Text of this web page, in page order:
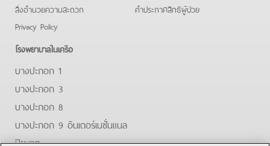
สิ่งอำนวยความสะดวก
Privacy Policy
คําประกาศสิทธิผู้ป่วย
โรงพยาบาลในเครือ
บางปะกอก 1
บางปะกอก 3
บางปะกอก 8
บางปะกอก 9 อินเตอร์เนชั่นแนล
ปิยะเวท